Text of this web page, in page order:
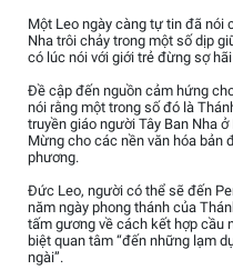
Một Leo ngày càng tự tin đã nói
Nha trôi chảy trong một số dịp
có lúc nói với giới trẻ đừng sợ
Đề cập đến nguồn cảm hứng
nói rằng một trong số đó là
truyền giáo người Tây Ban Nha
Mừng cho các nền văn hóa bản
phương.
Đức Leo, người có thể sẽ đến
năm ngày phong thánh của
tấm gương về cách kết hợp cầu
biệt quan tâm “đến những lạm
ngài”.